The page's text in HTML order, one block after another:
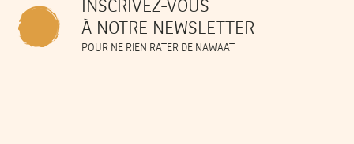
INSCRIVEZ-VOUS
À NOTRE NEWSLETTER
POUR NE RIEN RATER DE NAWAAT